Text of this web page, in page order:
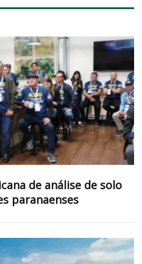
de análise de solo
paranaenses